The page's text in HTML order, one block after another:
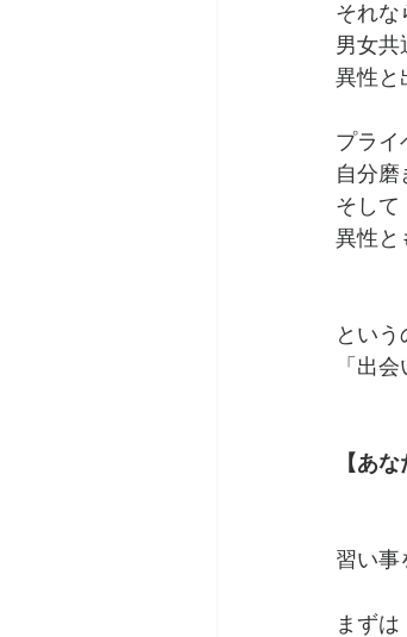
それな
男女共
異性と
プライ
自分磨
そして
異性と
とい
「出
【あ
習い事
まずは